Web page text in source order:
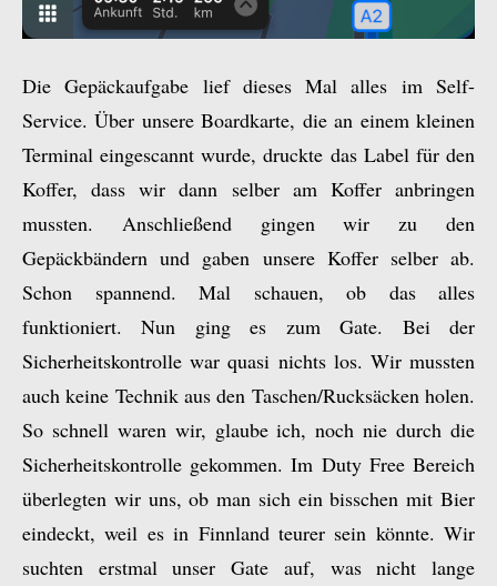
Die Gepäckaufgabe lief dieses Mal alles im Self-
Service. Über unsere Boardkarte, die an einem kleinen
Terminal eingescannt wurde, druckte das Label für den
Koffer, dass wir dann selber am Koffer anbringen
mussten. Anschließend gingen wir zu den
Gepäckbändern und gaben unsere Koffer selber ab.
Schon spannend. Mal schauen, ob das alles
funktioniert. Nun ging es zum Gate. Bei der
Sicherheitskontrolle war quasi nichts los. Wir mussten
auch keine Technik aus den Taschen/Rucksäcken holen.
So schnell waren wir, glaube ich, noch nie durch die
Sicherheitskontrolle gekommen. Im Duty Free Bereich
überlegten wir uns, ob man sich ein bisschen mit Bier
eindeckt, weil es in Finnland teurer sein könnte. Wir
suchten erstmal unser Gate auf, was nicht lange